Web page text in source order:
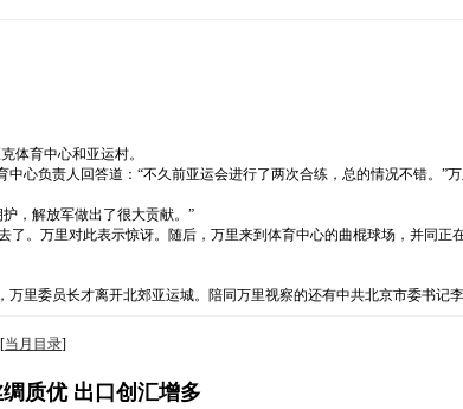
体育中心和亚运村。
心负责人回答道：“不久前亚运会进行了两次合练，总的情况不错。”
，解放军做出了很大贡献。”
。万里对此表示惊讶。随后，万里来到体育中心的曲棍球场，并同正
里委员长才离开北郊亚运城。陪同万里视察的还有中共北京市委书记
当月目录]
质优 出口创汇增多